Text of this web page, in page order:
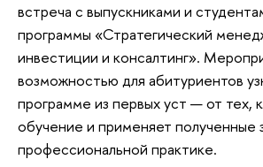
встреча с выпускниками и
программы «Стратегический
инвестиции и консалтинг».
возможностью для абитуриентов
программе из первых уст — от тех,
обучение и применяет полученные
профессиональной практике.